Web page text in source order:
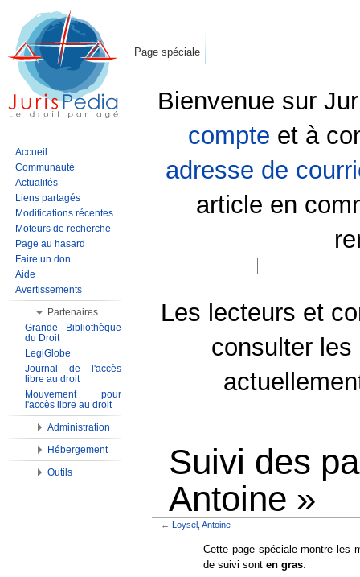
Bienvenue sur
compte et à
adresse de
article en
Les lecteurs et
consulter les
Suivi des
Antoine »
← Loysel, Antoine
Cette page spéciale montre les
de suivi sont en gras.
Page spéciale
Accueil
Communauté
Actualités
Liens partagés
Modifications récentes
Moteurs de recherche
Page au hasard
Faire un don
Aide
Avertissements
Partenaires
Grande Bibliothèque
du Droit
LegiGlobe
Journal de l'accès
libre au droit
Mouvement pour
l'accès libre au droit
Administration
Hébergement
Outils